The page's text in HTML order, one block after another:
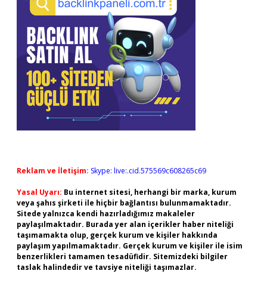
Reklam ve İletişim: Skype: live:.cid.575569c608265c69
Yasal Uyarı: Bu internet sitesi, herhangi bir marka, kurum
veya şahıs şirketi ile hiçbir bağlantısı bulunmamaktadır.
Sitede yalnızca kendi hazırladığımız makaleler
paylaşılmaktadır. Burada yer alan içerikler haber niteliği
taşımamakta olup, gerçek kurum ve kişiler hakkında
paylaşım yapılmamaktadır. Gerçek kurum ve kişiler ile isim
benzerlikleri tamamen tesadüfidir. Sitemizdeki bilgiler
taslak halindedir ve tavsiye niteliği taşımazlar.